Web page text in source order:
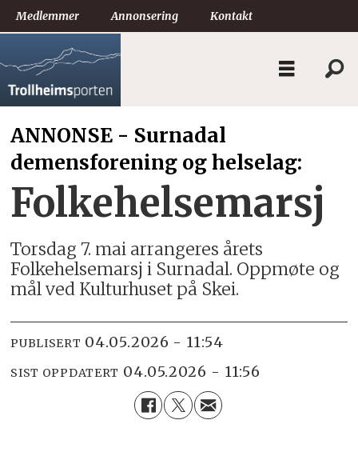
Medlemmer Annonsering Kontakt
ANNONSE - Surnadal
demensforening og helselag:
Folkehelsemarsj
Torsdag 7. mai arrangeres årets
Folkehelsemarsj i Surnadal. Oppmøte og
mål ved Kulturhuset på Skei.
PUBLISERT 04.05.2026 - 11:54
SIST OPPDATERT 04.05.2026 - 11:56